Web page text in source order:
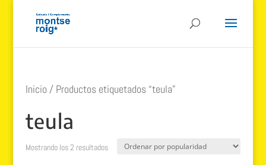
Inicio / Productos etiquetados “teula”
teula
Mostrando los 2 resultadosOrdenado